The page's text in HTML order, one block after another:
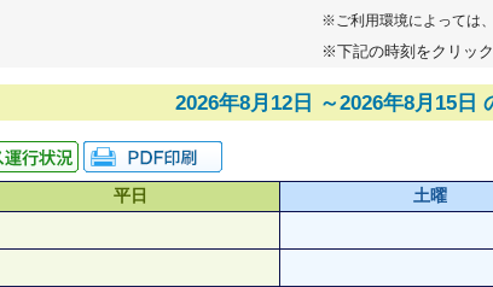
※ご利用環境によっては
※下記の時刻をクリッ
2026年8月12日 ～2026年8月15日
平日 土曜